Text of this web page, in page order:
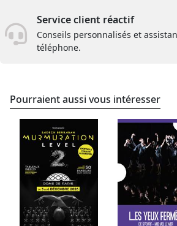
Service client réactif
Conseils personnalisés et
téléphone.
Pourraient aussi vous intéresser